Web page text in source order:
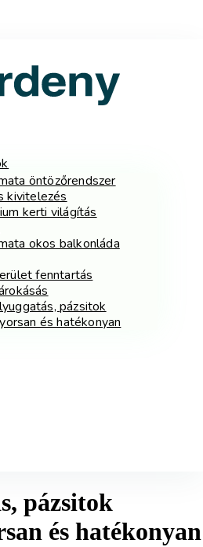
öntözőrendszer
kivitelezés
kerti világítás
okos balkonláda
fenntartás
pázsitok
és hatékonyan
pázsitok
és hatékonyan